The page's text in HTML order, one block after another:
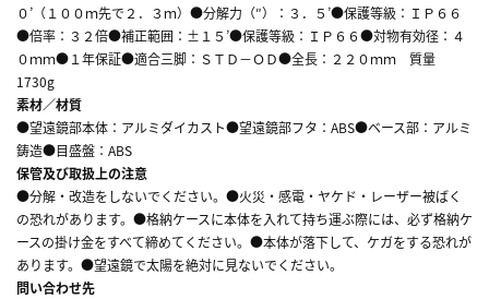
０’（１００ｍ先で２．３ｍ）●分解力（″）：３．５’●保護等級：ＩＰ６６
●倍率：３２倍●補正範囲：±１５’●保護等級：ＩＰ６６●対物有効径：４
０ｍｍ●１年保証●適合三脚：ＳＴＤ－ＯＤ●全長：２２０ｍｍ 質量
1730g
素材／材質
●望遠鏡部本体：アルミダイカスト●望遠鏡部フタ：ABS●ベース部：アルミ
鋳造●目盛盤：ABS
保管及び取扱上の注意
●分解・改造をしないでください。●火災・感電・ヤケド・レーザー被ばく
の恐れがあります。●格納ケースに本体を入れて持ち運ぶ際には、必ず格納ケ
ースの掛け金をすべて締めてください。●本体が落下して、ケガをする恐れが
あります。●望遠鏡で太陽を絶対に見ないでください。
問い合わせ先